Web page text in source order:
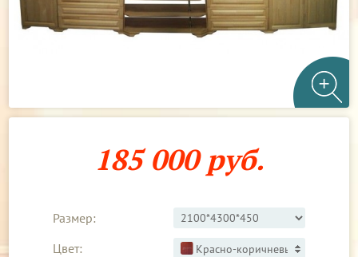
185 000 руб.
Размер:
Цвет:
Красно-коричневый 3